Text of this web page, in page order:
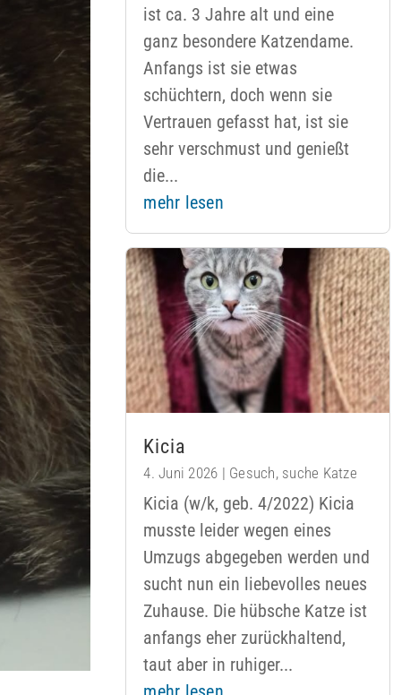
ist ca. 3 Jahre alt und eine
ganz besondere Katzendame.
Anfangs ist sie etwas
schüchtern, doch wenn sie
Vertrauen gefasst hat, ist sie
sehr verschmust und genießt
die...
mehr lesen
Kicia
4. Juni 2026 | Gesuch, suche Katze
Kicia (w/k, geb. 4/2022) Kicia
musste leider wegen eines
Umzugs abgegeben werden und
sucht nun ein liebevolles neues
Zuhause. Die hübsche Katze ist
anfangs eher zurückhaltend,
taut aber in ruhiger...